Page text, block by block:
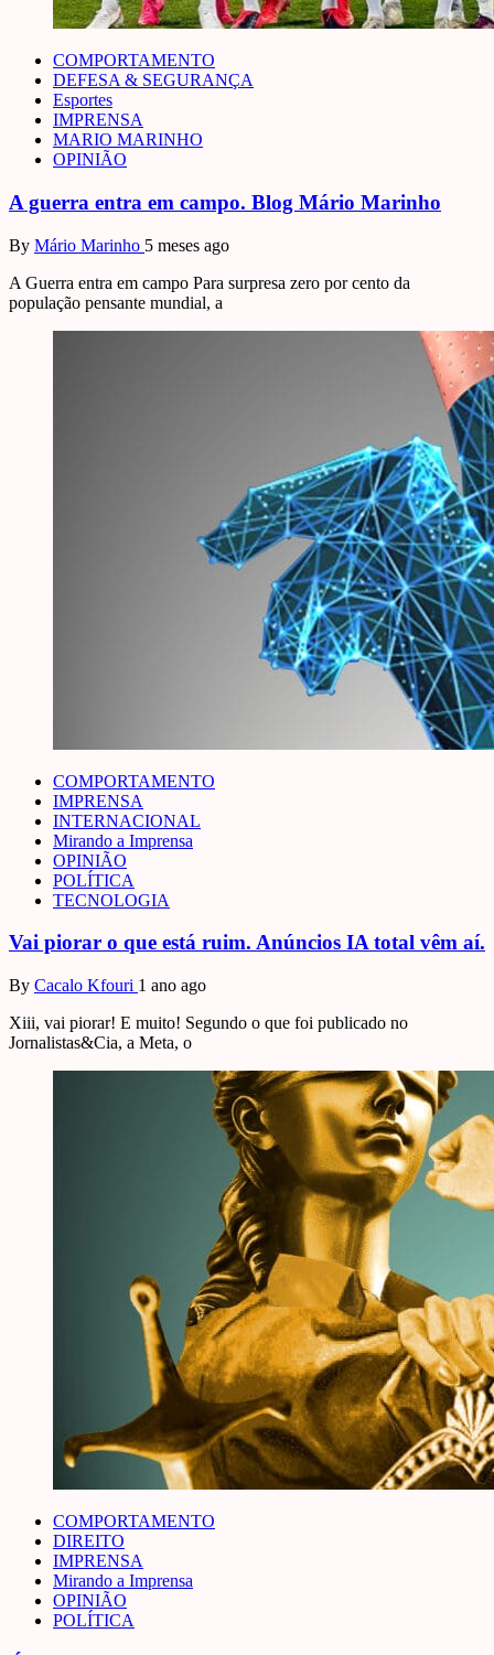
COMPORTAMENTO
DEFESA & SEGURANÇA
Esportes
IMPRENSA
MARIO MARINHO
OPINIÃO
A guerra entra em campo. Blog Mário Marinho
By Mário Marinho 5 meses ago
A Guerra entra em campo Para surpresa zero por cento da
população pensante mundial, a
COMPORTAMENTO
IMPRENSA
INTERNACIONAL
Mirando a Imprensa
OPINIÃO
POLÍTICA
TECNOLOGIA
Vai piorar o que está ruim. Anúncios IA total vêm aí.
By Cacalo Kfouri 1 ano ago
Xiii, vai piorar! E muito! Segundo o que foi publicado no
Jornalistas&Cia, a Meta, o
COMPORTAMENTO
DIREITO
IMPRENSA
Mirando a Imprensa
OPINIÃO
POLÍTICA